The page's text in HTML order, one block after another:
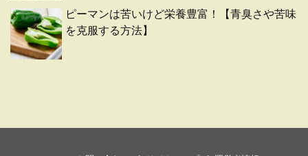
ピーマンは苦いけど栄養豊富！【青臭さや苦味
を克服する方法】